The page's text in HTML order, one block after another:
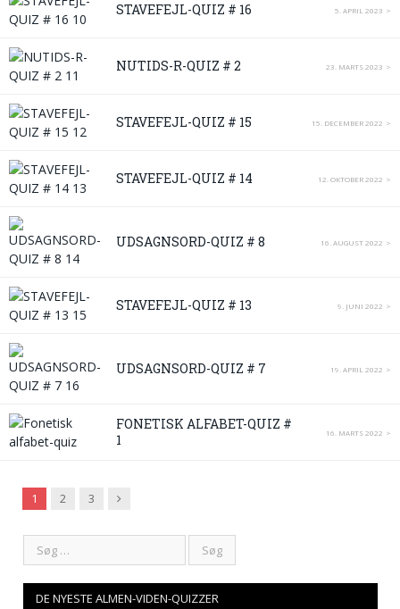
5. APRIL 2023
STAVEFEJL-QUIZ # 16
23. MARTS 2023
NUTIDS-R-QUIZ # 2
15. DECEMBER 2022
STAVEFEJL-QUIZ # 15
12. OKTOBER 2022
STAVEFEJL-QUIZ # 14
16. AUGUST 2022
UDSAGNSORD-QUIZ # 8
9. JUNI 2022
STAVEFEJL-QUIZ # 13
19. APRIL 2022
UDSAGNSORD-QUIZ # 7
16. MARTS 2022
FONETISK ALFABET-QUIZ #
1
1 2 3 Next
DE NYESTE ALMEN-VIDEN-QUIZZER